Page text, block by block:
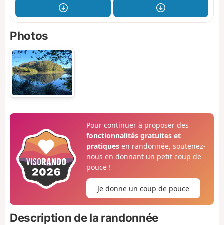
Photos
Pour continuer à proposer des
fonctionnalités gratuites et
pratiquesen randonnée, soutenez-
nous en donnant un petit coup de
pouce !
Je donne un coup de pouce
Description de la randonnée